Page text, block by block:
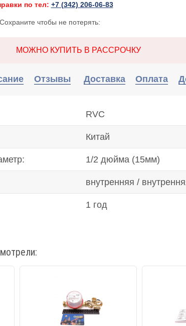
по тел: +7 (342) 206-06-83
Сохраните чтобы не потерять:
МОЖНО КУПИТЬ В РАССРОЧКУ
RVC
Китай
1/2 дюйма (15мм)
внутренняя /
1 год
Доставка Оплата
Отзывы